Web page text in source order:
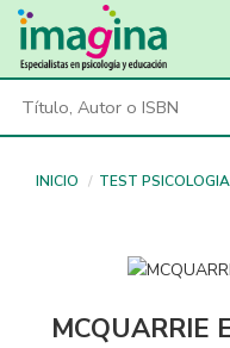
INICIO TEST PSICOLOGIA
MCQUARRIE